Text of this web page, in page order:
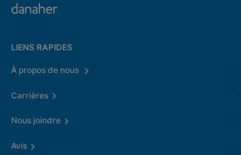
LIENS RAPIDES
À propos de nous
Carrières
Nous joindre
Avis